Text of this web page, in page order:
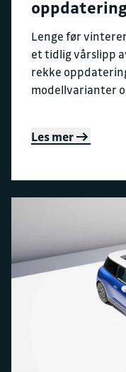
Lenge før
et tidlig vårslipp
rekke
modellvarianter
Les mer